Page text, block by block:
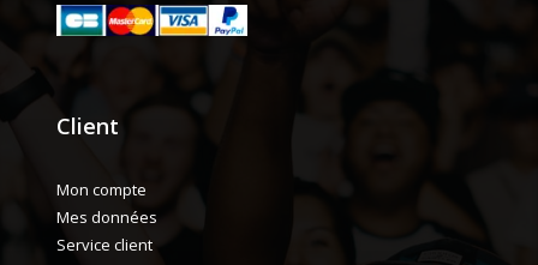
Client
Mon compte
Mes données
Service client